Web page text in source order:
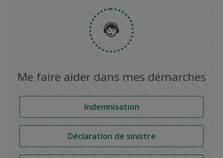
Me faire aiderdans mes démarches
Indemnisation
Déclaration de sinistre